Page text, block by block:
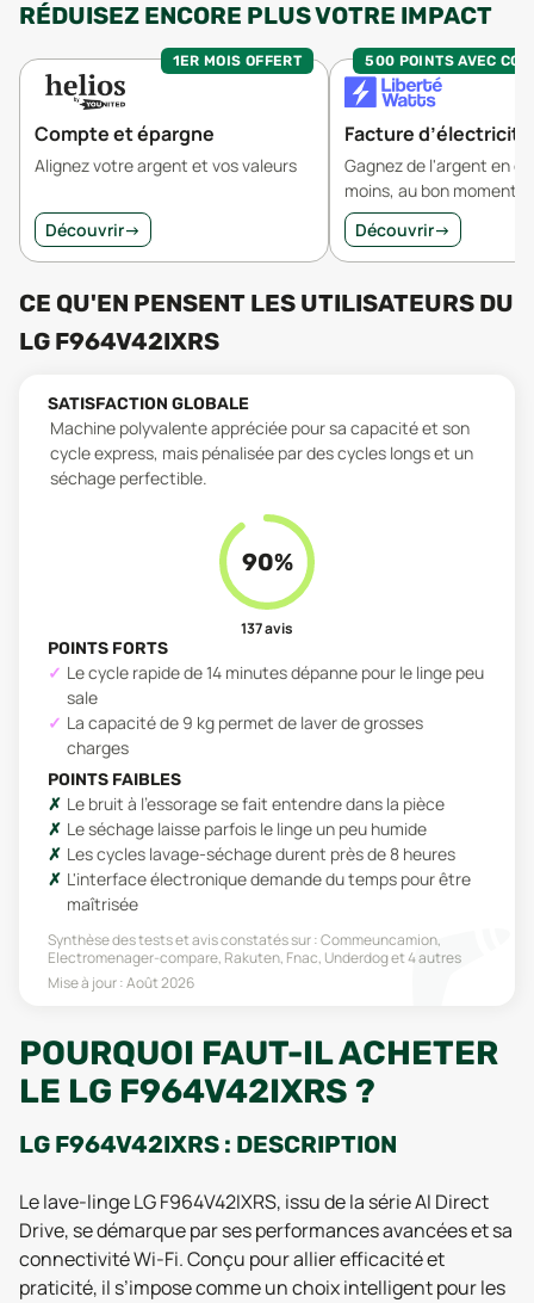
RÉDUISEZ ENCORE PLUS VOTRE IMPACT
1ER MOIS OFFERT
Compte et épargne
Alignez votre argent et vos valeurs
Découvrir→
500 POINTS AVEC
Facture d’électricité
Gagnez de l'argent en
moins, au bon moment.
Découvrir→
CE QU'EN PENSENT LES UTILISATEURS DU
LG F964V42IXRS
SATISFACTION GLOBALE
Machine polyvalente appréciée pour sa capacité et son
cycle express, mais pénalisée par des cycles longs et un
séchage perfectible.
90%
137avis
POINTS FORTS
Le cycle rapide de 14 minutes dépanne pour le linge peu
sale
La capacité de 9 kg permet de laver de grosses
charges
POINTS FAIBLES
Le bruit à l'essorage se fait entendre dans la pièce
Le séchage laisse parfois le linge un peu humide
Les cycles lavage-séchage durent près de 8 heures
L'interface électronique demande du temps pour être
maîtrisée
Synthèse des tests et avis constatés sur :Commeuncamion,
Electromenager-compare, Rakuten, Fnac, Underdoget 4 autres
Mise à jour :Août 2026
POURQUOI FAUT-IL ACHETER
LE LG F964V42IXRS ?
LG F964V42IXRS : DESCRIPTION
Le lave-linge LG F964V42IXRS, issu de la série AI Direct
Drive, se démarque par ses performances avancées et sa
connectivité Wi-Fi. Conçu pour allier efficacité et
praticité, il s’impose comme un choix intelligent pour les